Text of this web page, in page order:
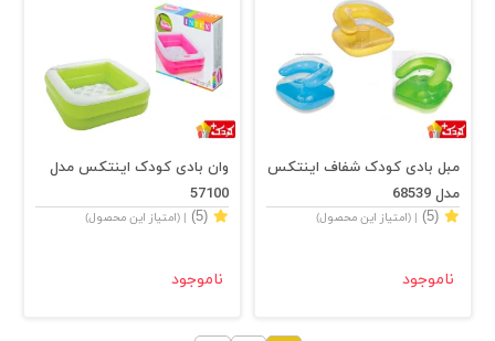
مبل بادی کودک شفاف اینتکس
مدل 68539
(5)
| (امتیاز این محصول)
ناموجود
وان بادی کودک اینتکس مدل
57100
(5)
| (امتیاز این محصول)
ناموجود